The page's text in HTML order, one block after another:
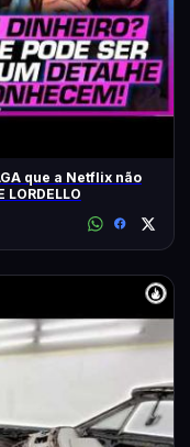
que a Netflix não
LORDELLO